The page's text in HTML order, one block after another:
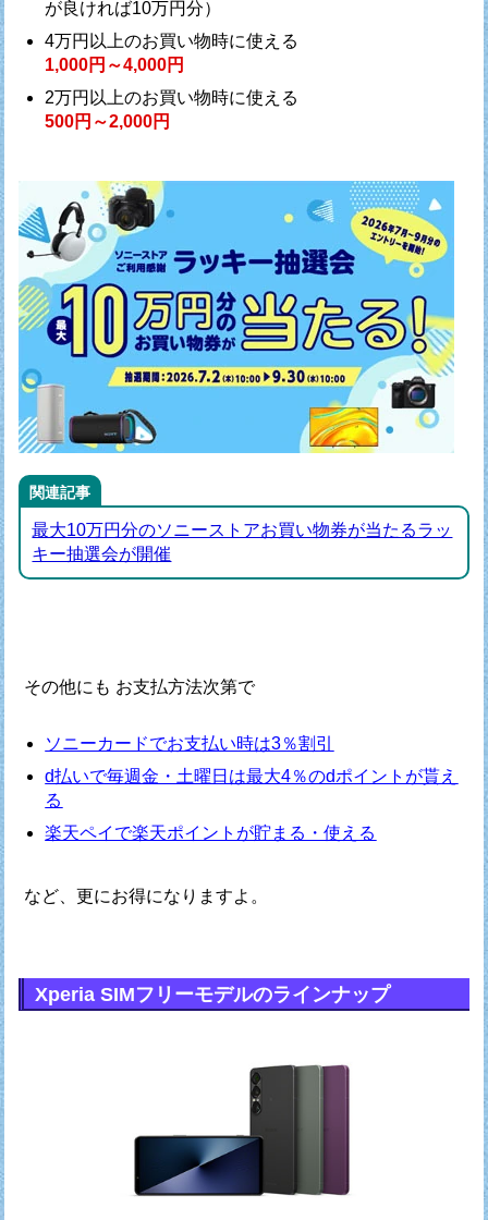
が良ければ10万円分）
4万円以上のお買い物時に使える
1,000円～4,000円
2万円以上のお買い物時に使える
500円～2,000円
関連記事
最大10万円分のソニーストアお買い物券が当たるラッ
キー抽選会が開催
その他にも お支払方法次第で
ソニーカードでお支払い時は3％割引
d払いで毎週金・土曜日は最大4％のdポイントが貰え
る
楽天ペイで楽天ポイントが貯まる・使える
など、更にお得になりますよ。
Xperia SIMフリーモデルのラインナップ